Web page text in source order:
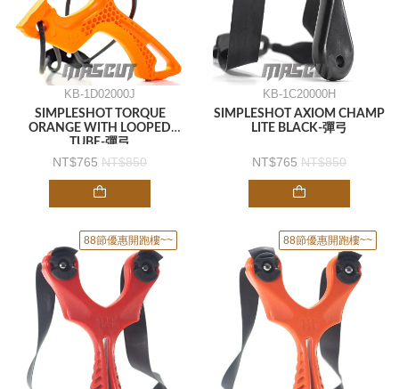
KB-1D02000J
SIMPLESHOT TORQUE
ORANGE WITH LOOPED
TUBE-彈弓
765 850
KB-1C20000H
SIMPLESHOT AXIOM CHAMP
LITE BLACK-彈弓
765 850
88節優惠開跑樓~~ 88節優惠開跑樓~~